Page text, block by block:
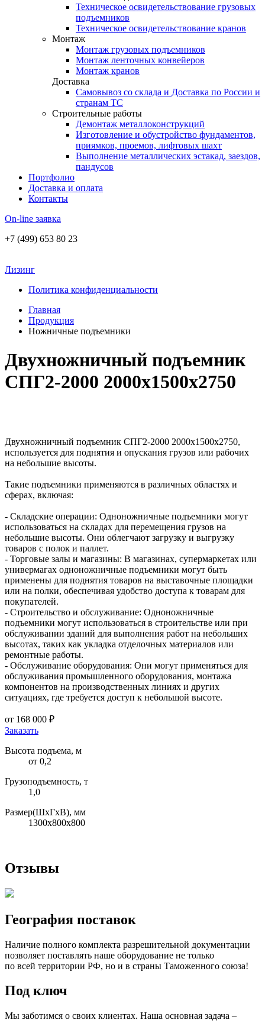
Техническое освидетельствование грузовых
подъемников
Техническое освидетельствование кранов
Монтаж
Монтаж грузовых подъемников
Монтаж ленточных конвейеров
Монтаж кранов
Доставка
Самовывоз со склада и Доставка по России и
странам ТС
Строительные работы
Демонтаж металлоконструкций
Изготовление и обустройство фундаментов,
приямков, проемов, лифтовых шахт
Выполнение металлических эстакад, заездов,
пандусов
Портфолио
Доставка и оплата
Контакты
On-line заявка
+7 (499) 653 80 23
Лизинг
Политика конфиденциальности
Главная
Продукция
Ножничные подъемники
Двухножничный подъемник
СПГ2-2000 2000x1500x2750
Двухножничный подъемник СПГ2-2000 2000x1500x2750,
используется для поднятия и опускания грузов или рабочих
на небольшие высоты.
Такие подъемники применяются в различных областях и
сферах, включая:
- Складские операции: Одноножничные подъемники могут
использоваться на складах для перемещения грузов на
небольшие высоты. Они облегчают загрузку и выгрузку
товаров с полок и паллет.
- Торговые залы и магазины: В магазинах, супермаркетах или
универмагах одноножничные подъемники могут быть
применены для поднятия товаров на выставочные площадки
или на полки, обеспечивая удобство доступа к товарам для
покупателей.
- Строительство и обслуживание: Одноножничные
подъемники могут использоваться в строительстве или при
обслуживании зданий для выполнения работ на небольших
высотах, таких как укладка отделочных материалов или
ремонтные работы.
- Обслуживание оборудования: Они могут применяться для
обслуживания промышленного оборудования, монтажа
компонентов на производственных линиях и других
ситуациях, где требуется доступ к небольшой высоте.
от 168 000 ₽
Заказать
Высота подъема, м
от 0,2
Грузоподъемность, т
1,0
Размер(ШхГхВ), мм
1300x800x800
Отзывы
География поставок
Наличие полного комплекта разрешительной документации
позволяет поставлять наше оборудование не только
по всей территории РФ, но и в страны Таможенного союза!
Под ключ
Мы заботимся о своих клиентах. Наша основная задача –